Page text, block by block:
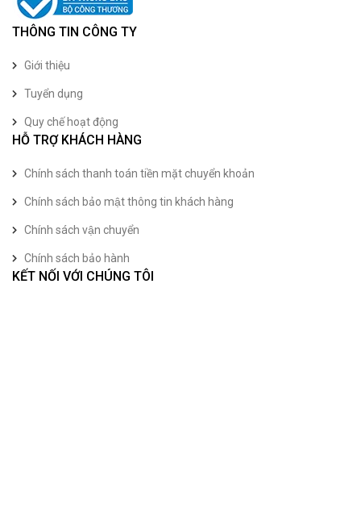
THÔNG TIN CÔNG TY
Giới thiệu
Tuyển dụng
Quy chế hoạt động
HỖ TRỢ KHÁCH HÀNG
Chính sách thanh toán tiền mặt chuyển khoản
Chính sách bảo mật thông tin khách hàng
Chính sách vận chuyển
Chính sách bảo hành
KẾT NỐI VỚI CHÚNG TÔI